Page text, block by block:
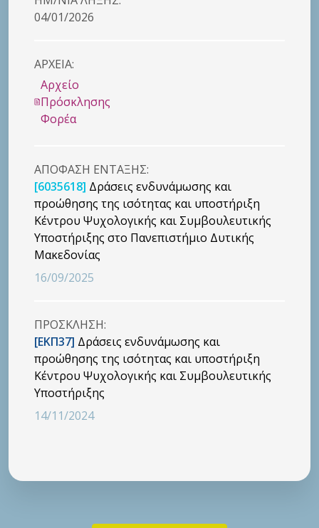
04/01/2026
ΑΡΧΕΙΑ:
Αρχείο
Πρόσκλησης
Φορέα
ΑΠΟΦΑΣΗ ΕΝΤΑΞΗΣ:
[6035618] Δράσεις ενδυνάμωσης και
προώθησης της ισότητας και υποστήριξη
Κέντρου Ψυχολογικής και Συμβουλευτικής
Υποστήριξης στο Πανεπιστήμιο Δυτικής
Μακεδονίας
16/09/2025
ΠΡΟΣΚΛΗΣΗ:
[ΕΚΠ37] Δράσεις ενδυνάμωσης και
προώθησης της ισότητας και υποστήριξη
Κέντρου Ψυχολογικής και Συμβουλευτικής
Υποστήριξης
14/11/2024